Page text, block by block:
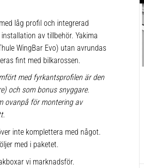
låg profil och integrerad
av tillbehör. Yakima
WingBar Evo) utan avrundas
fint med bilkarossen.
med fyrkantsprofilen är den
och som bonus snyggare.
ovanpå för montering av
inte komplettera med något.
med i paketet.
vi marknadsför.